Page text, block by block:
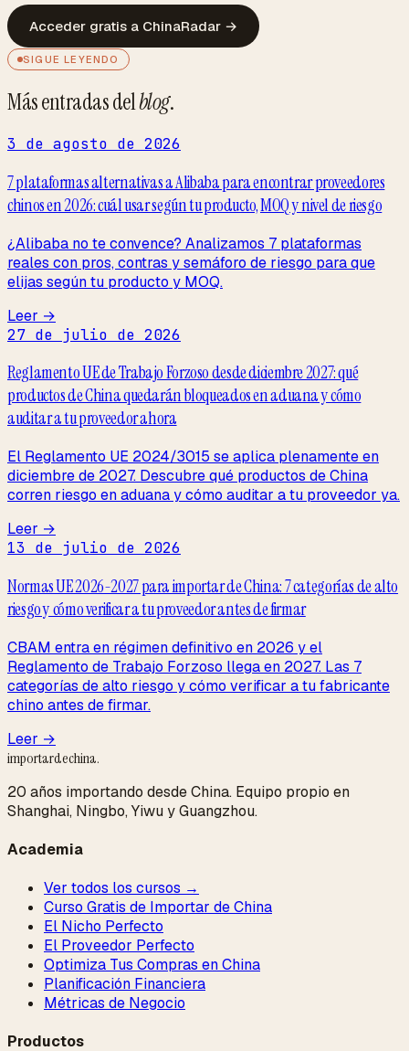
Acceder gratis a ChinaRadar →
SIGUE LEYENDO
Más entradas delblog.
3 de agosto de 2026
7 plataformas alternativas a Alibaba para encontrar proveedores
chinos en 2026: cuál usar según tu producto, MOQ y nivel de riesgo
¿Alibaba no te convence? Analizamos 7 plataformas
reales con pros, contras y semáforo de riesgo para que
elijas según tu producto y MOQ.
Leer →
27 de julio de 2026
Reglamento UE de Trabajo Forzoso desde diciembre 2027: qué
productos de China quedarán bloqueados en aduana y cómo
auditar a tu proveedor ahora
El Reglamento UE 2024/3015 se aplica plenamente en
diciembre de 2027. Descubre qué productos de China
corren riesgo en aduana y cómo auditar a tu proveedor ya.
Leer →
13 de julio de 2026
Normas UE 2026-2027 para importar de China: 7 categorías de alto
riesgo y cómo verificar a tu proveedor antes de firmar
CBAM entra en régimen definitivo en 2026 y el
Reglamento de Trabajo Forzoso llega en 2027. Las 7
categorías de alto riesgo y cómo verificar a tu fabricante
chino antes de firmar.
Leer →
importardechina.
20 años importando desde China. Equipo propio en
Shanghai, Ningbo, Yiwu y Guangzhou.
Academia
Ver todos los cursos →
Curso Gratis de Importar de China
El Nicho Perfecto
El Proveedor Perfecto
Optimiza Tus Compras en China
Planificación Financiera
Métricas de Negocio
Productos